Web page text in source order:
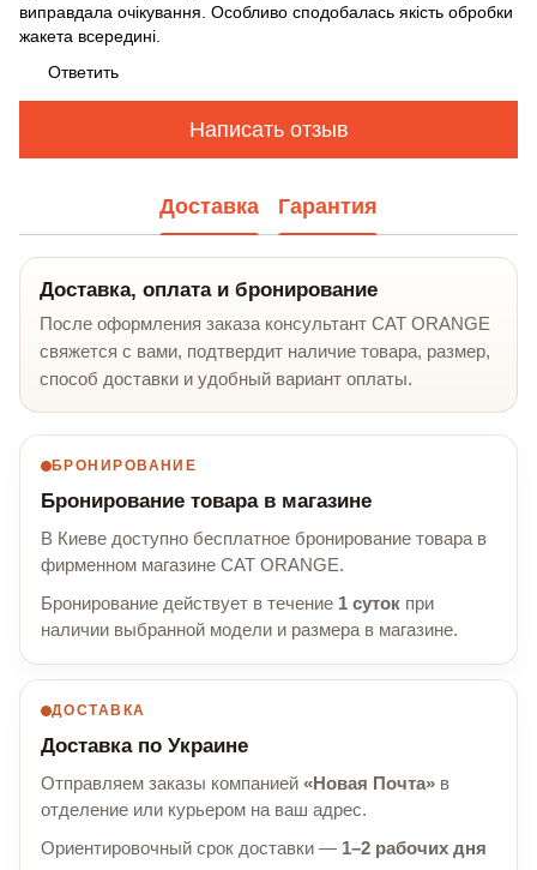
виправдала очікування. Особливо сподобалась якість обробки
жакета всередині.
Ответить
Написать отзыв
Доставка Гарантия
Доставка, оплата и бронирование
После оформления заказа консультант CAT ORANGE
свяжется с вами, подтвердит наличие товара, размер,
способ доставки и удобный вариант оплаты.
БРОНИРОВАНИЕ
Бронирование товара в магазине
В Киеве доступно бесплатное бронирование товара в
фирменном магазине CAT ORANGE.
Бронирование действует в течение 1 суток при
наличии выбранной модели и размера в магазине.
ДОСТАВКА
Доставка по Украине
Отправляем заказы компанией «Новая Почта» в
отделение или курьером на ваш адрес.
Ориентировочный срок доставки — 1–2 рабочих дня